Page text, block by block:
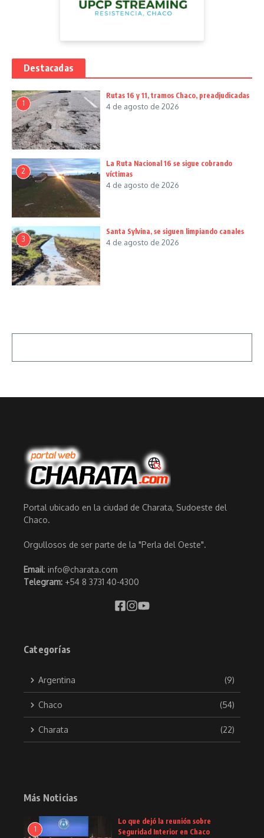
Destacadas
1
Rutas 16 y 11, tramos Chaco, preadjudicadas
4 de agosto de 2026
2
La Ruta Nacional 16 se sigue cobrando
víctimas
4 de agosto de 2026
3
Santa Sylvina, se siguen limpiando canales
4 de agosto de 2026
Portal ubicado en la ciudad de Charata, Sudoeste del
Chaco.
Orgullosos de ser parte de la "Perla del Oeste".
Email: info@charata.com
Telegram: +54 8 3731 40-4300
Categorías
Argentina (9)
Chaco (54)
Charata (22)
Más Noticias
1
Lo que dejó la reunión sobre
Seguridad Interior en Chaco